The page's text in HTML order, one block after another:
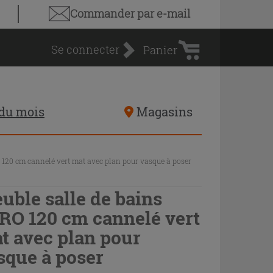
Commander par e-mail
Se connecter
d'achat
Panier
mois Magasins
cm cannelé vert mat avec plan pour vasque à poser
salle de bains
120 cm cannelé vert
avec plan pour
à poser